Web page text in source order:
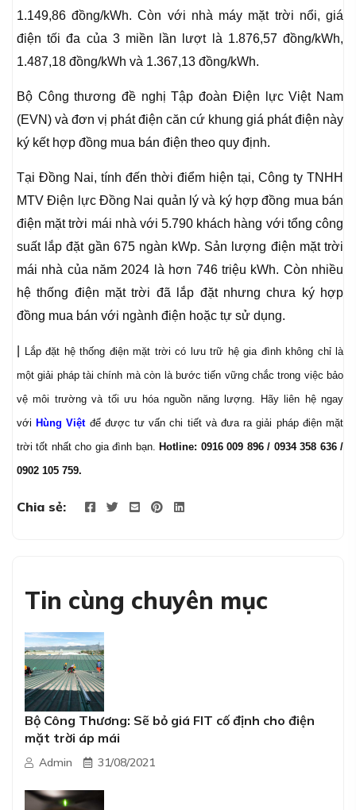
1.149,86 đồng/kWh. Còn với nhà máy mặt trời nổi, giá
điện tối đa của 3 miền lần lượt là 1.876,57 đồng/kWh,
1.487,18 đồng/kWh và 1.367,13 đồng/kWh.
Bộ Công thương đề nghị Tập đoàn Điện lực Việt Nam
(EVN) và đơn vị phát điện căn cứ khung giá phát điện này
ký kết hợp đồng mua bán điện theo quy định.
Tại Đồng Nai, tính đến thời điểm hiện tại, Công ty TNHH
MTV Điện lực Đồng Nai quản lý và ký hợp đồng mua bán
điện mặt trời mái nhà với 5.790 khách hàng với tổng công
suất lắp đặt gần 675 ngàn kWp. Sản lượng điện mặt trời
mái nhà của năm 2024 là hơn 746 triệu kWh. Còn nhiều
hệ thống điện mặt trời đã lắp đặt nhưng chưa ký hợp
đồng mua bán với ngành điện hoặc tự sử dụng.
Lắp đặt hệ thống điện mặt trời có lưu trữ hệ gia đình không chỉ là
một giải pháp tài chính mà còn là bước tiến vững chắc trong việc bảo
vệ môi trường và tối ưu hóa nguồn năng lượng. Hãy liên hệ ngay
với Hùng Việtđể được tư vấn chi tiết và đưa ra giải pháp điện mặt
trời tốt nhất cho gia đình bạn. Hotline: 0916 009 896 / 0934 358 636 /
0902 105 759.
Chia sẻ:
Tin cùng chuyên mục
Bộ Công Thương: Sẽ bỏ giá FIT cố định cho điện
mặt trời áp mái
Admin 31/08/2021